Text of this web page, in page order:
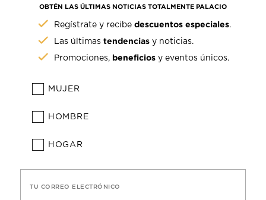
OBTÉN LAS ÚLTIMAS NOTICIAS TOTALMENTE PALACIO
Regístrate y recibedescuentos especiales.
Las últimastendencias y noticias.
Promociones, beneficios y eventos únicos.
MUJER
HOMBRE
HOGAR
TU CORREO ELECTRÓNICO